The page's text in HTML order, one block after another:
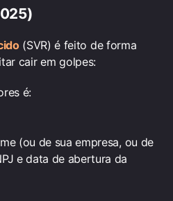
(SVR) é feito de forma
cair em golpes:
é:
(ou de sua empresa, ou de
e data de abertura da